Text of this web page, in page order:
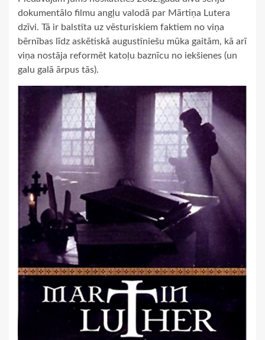
dokumentālo filmu angļu valodā par Mārtiņa Lutera
dzīvi. Tā ir balstīta uz vēsturiskiem faktiem no viņa
bērnības līdz askētiskā augustīniešu mūka gaitām, kā arī
viņa nostāja reformēt katoļu baznīcu no iekšienes (un
galu galā ārpus tās).